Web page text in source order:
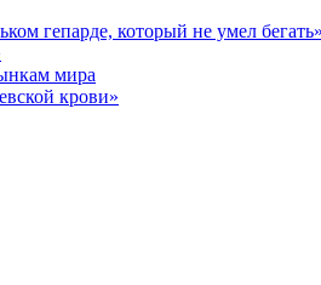
гепарде, который не умел бегать»
мира
крови»